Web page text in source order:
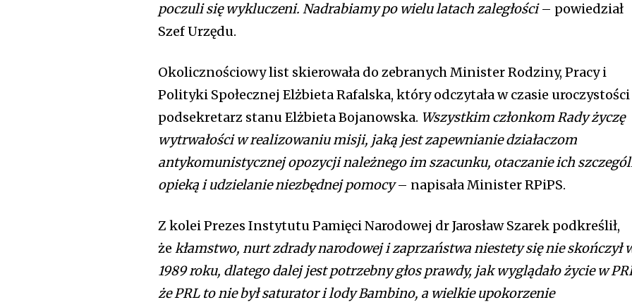
poczuli się wykluczeni. Nadrabiamy po wielu latach zaległości– powiedział
Szef Urzędu.
Okolicznościowy list skierowała do zebranych Minister Rodziny, Pracy i
Polityki Społecznej Elżbieta Rafalska, który odczytała w czasie uroczystości
podsekretarz stanu Elżbieta Bojanowska. Wszystkim członkom Rady życzę
wytrwałości w realizowaniu misji, jaką jest zapewnianie działaczom
antykomunistycznej opozycji należnego im szacunku, otaczanie ich
opieką i udzielanie niezbędnej pomocy– napisała Minister RPiPS.
Z kolei Prezes Instytutu Pamięci Narodowej dr Jarosław Szarek podkreślił,
żekłamstwo, nurt zdrady narodowej i zaprzaństwa niestety się nie skończył
1989 roku, dlatego dalej jest potrzebny głos prawdy, jak wyglądało życie w
że PRL to nie był saturator i lody Bambino, a wielkie upokorzenie